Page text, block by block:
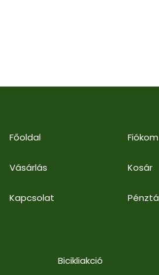
Főoldal
Vásárlás
Kapcsolat
Fiókom
Kosár
Bicikliakció